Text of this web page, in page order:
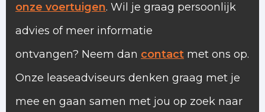
onze voertuigen. Wil je graag persoonlijk
advies of meer informatie
ontvangen? Neem dan contact met ons op.
Onze leaseadviseurs denken graag met je
mee en gaan samen met jou op zoek naar